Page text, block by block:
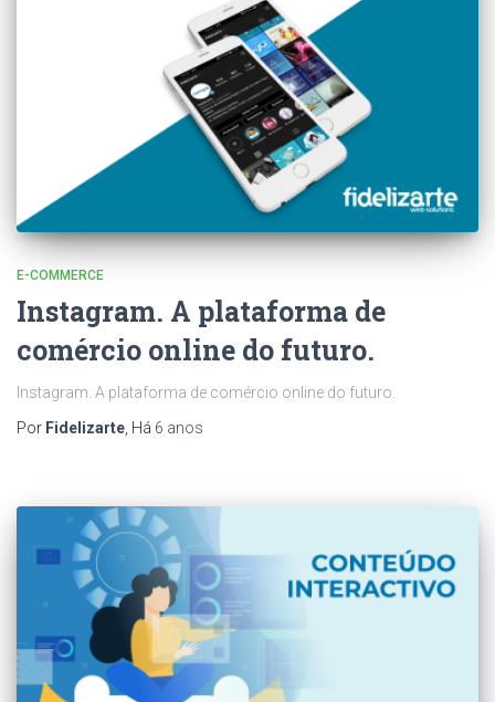
E-COMMERCE
Instagram. A plataforma de
comércio online do futuro.
Instagram. A plataforma de comércio online do futuro.
Por Fidelizarte , Há 6 anos